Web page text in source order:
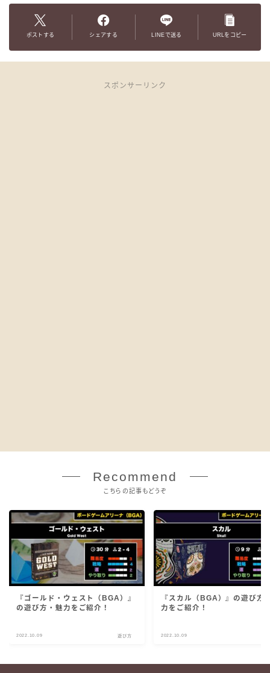
ポストする シェアする LINEで送る URLをコピー
スポンサーリンク
Recommend
こちらの記事もどうぞ
『ゴールド・ウェスト（BGA）』
の遊び方・魅力をご紹介！
2022.10.09 遊び方
『スカル（BGA）』の遊び方
力をご紹介！
2022.10.09